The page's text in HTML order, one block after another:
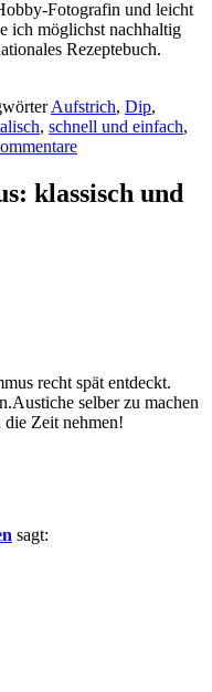
Fotografin und leicht
ich möglichst nachhaltig
Rezeptebuch.
Aufstrich, Dip,
, schnell und einfach,
klassisch und
recht spät entdeckt.
selber zu machen
Zeit nehmen!
sagt: